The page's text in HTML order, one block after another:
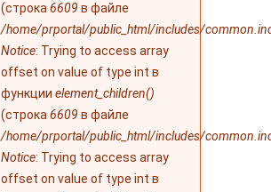
(строка 6609 в файле
/home/prportal/public_html/includes/
Notice: Trying to access array
offset on value of type int в
функции element_children()
(строка 6609 в файле
/home/prportal/public_html/includes/
Notice: Trying to access array
offset on value of type int в